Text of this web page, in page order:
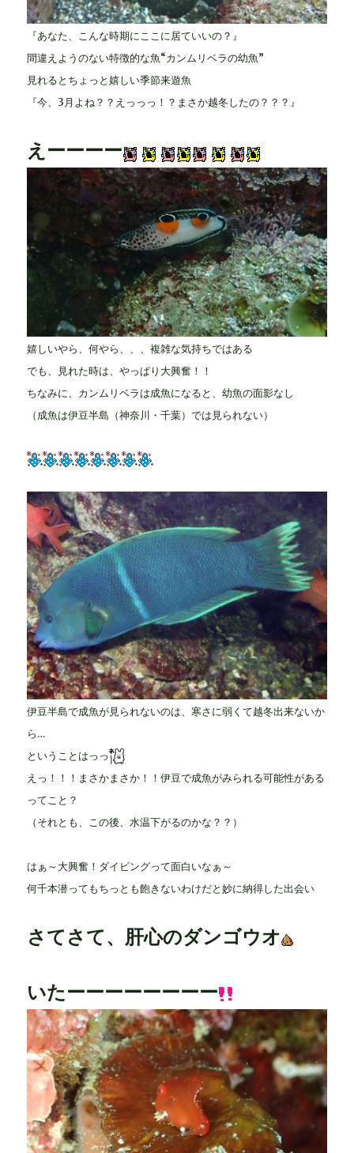
『あなた、こんな時期にここに居ていいの？』
間違えようのない特徴的な魚“カンムリベラの幼魚”
見れるとちょっと嬉しい季節来遊魚
『今、3月よね？？えっっっ！？まさか越冬したの？？？』
えーーーー
嬉しいやら、何やら、、、複雑な気持ちではある
でも、見れた時は、やっぱり大興奮！！
ちなみに、カンムリベラは成魚になると、幼魚の面影なし
（成魚は伊豆半島（神奈川・千葉）では見られない）
伊豆半島で成魚が見られないのは、寒さに弱くて越冬出来ないか
ら…
ということはっっ
えっ！！！まさかまさか！！伊豆で成魚がみられる可能性がある
ってこと？
（それとも、この後、水温下がるのかな？？）
はぁ～大興奮！ダイビングって面白いなぁ～
何千本潜ってもちっとも飽きないわけだと妙に納得した出会い
さてさて、肝心のダンゴウオ
いたーーーーーーーー